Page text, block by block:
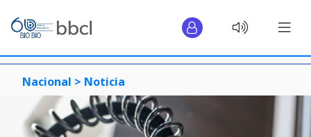
Nacional > Noticia